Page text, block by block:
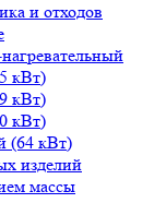
и отходов
кВт)
кВт)
кВт)
(64 кВт)
изделий
массы